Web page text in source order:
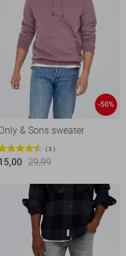
-50%
& Sons sweater
3
29,99